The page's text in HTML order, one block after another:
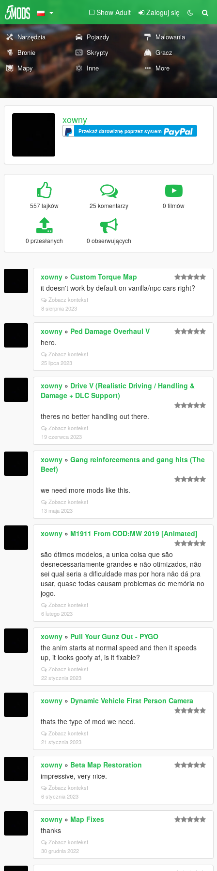
Show Adult Zaloguj się
Narzędzia Pojazdy
Malowania
Bronie
Skrypty
Gracz
Mapy
Inne More
xowny
Przekaż darowiznę poprzez system
557 lajków 25 komentarzy 0 filmów
0 przesłanych 0 obserwujących
xowny » Custom Torque Map
it doesn't work by default on vanilla/npc cars right?
Zobacz kontekst
8 sierpnia 2023
xowny » Ped Damage Overhaul V
hero.
Zobacz kontekst
25 lipca 2023
xowny » Drive V (Realistic Driving / Handling &
Damage + DLC Support)
theres no better handling out there.
Zobacz kontekst
19 czerwca 2023
xowny » Gang reinforcements and gang hits (The
Beef)
we need more mods like this.
Zobacz kontekst
13 maja 2023
xowny » M1911 From COD:MW 2019 [Animated]
são ótimos modelos, a unica coisa que são
desnecessariamente grandes e não otimizados, não
sei qual seria a dificuldade mas por hora não dá pra
usar, quase todas causam problemas de memória no
jogo.
Zobacz kontekst
6 lutego 2023
xowny » Pull Your Gunz Out - PYGO
the anim starts at normal speed and then it speeds
up, it looks goofy af, is it fixable?
Zobacz kontekst
22 stycznia 2023
xowny » Dynamic Vehicle First Person Camera
thats the type of mod we need.
Zobacz kontekst
21 stycznia 2023
xowny » Beta Map Restoration
impressive, very nice.
Zobacz kontekst
6 stycznia 2023
xowny » Map Fixes
thanks
Zobacz kontekst
30 grudnia 2022